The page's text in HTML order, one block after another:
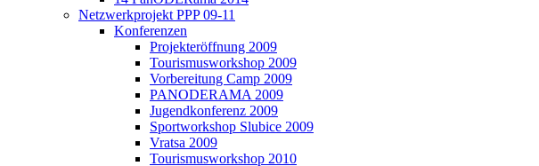
Netzwerkprojekt PPP 09-11
Konferenzen
Projekteröffnung 2009
Tourismusworkshop 2009
Vorbereitung Camp 2009
PANODERAMA 2009
Jugendkonferenz 2009
Sportworkshop Slubice 2009
Vratsa 2009
Tourismusworkshop 2010